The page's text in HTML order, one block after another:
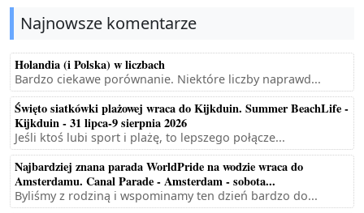
Najnowsze komentarze
Holandia (i Polska) w liczbach
Bardzo ciekawe porównanie. Niektóre liczby naprawd...
Święto siatkówki plażowej wraca do Kijkduin. Summer BeachLife -
Kijkduin - 31 lipca-9 sierpnia 2026
Jeśli ktoś lubi sport i plażę, to lepszego połącze...
Najbardziej znana parada WorldPride na wodzie wraca do
Amsterdamu. Canal Parade - Amsterdam - sobota...
Byliśmy z rodziną i wspominamy ten dzień bardzo do...